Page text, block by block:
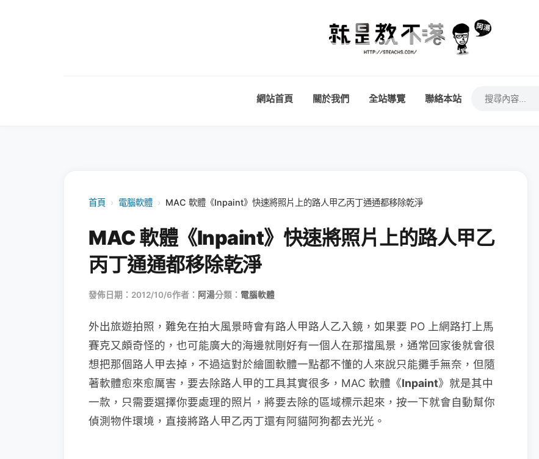
網站首頁 關於我們 全站導覽 聯絡本站
首頁 › 電腦軟體 › MAC 軟體《Inpaint》快速將照片上的路人甲乙丙丁通通都移除乾淨
MAC 軟體《Inpaint》快速將照片上的路人甲乙
丙丁通通都移除乾淨
發佈日期：2012/10/6作者： 阿湯分類： 電腦軟體
外出旅遊拍照，難免在拍大風景時會有路人甲路人乙入鏡，如果要 PO 上網路打上馬
賽克又頗奇怪的，也可能廣大的海邊就剛好有一個人在那擋風景，通常回家後就會很
想把那個路人甲去掉，不過這對於繪圖軟體一點都不懂的人來說只能攤手無奈，但隨
著軟體愈來愈厲害，要去除路人甲的工具其實很多，MAC 軟體《Inpaint》就是其中
一款，只需要選擇你要處理的照片，將要去除的區域標示起來，按一下就會自動幫你
偵測物件環境，直接將路人甲乙丙丁還有阿貓阿狗都去光光。